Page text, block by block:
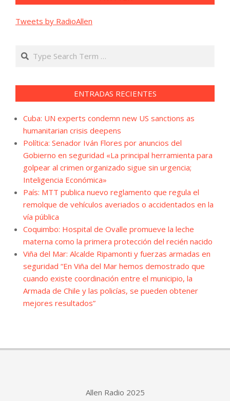
Tweets by RadioAllen
Search
ENTRADAS RECIENTES
Cuba: UN experts condemn new US sanctions as
humanitarian crisis deepens
Política: Senador Iván Flores por anuncios del
Gobierno en seguridad «La principal herramienta para
golpear al crimen organizado sigue sin urgencia;
Inteligencia Económica»
País: MTT publica nuevo reglamento que regula el
remolque de vehículos averiados o accidentados en la
vía pública
Coquimbo: Hospital de Ovalle promueve la leche
materna como la primera protección del recién nacido
Viña del Mar: Alcalde Ripamonti y fuerzas armadas en
seguridad “En Viña del Mar hemos demostrado que
cuando existe coordinación entre el municipio, la
Armada de Chile y las policías, se pueden obtener
mejores resultados”
Allen Radio 2025